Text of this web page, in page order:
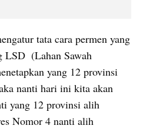
tata cara permen yang
LSD  (Lahan Sawah
yang 12 provinsi
nanti hari ini kita akan
yang 12 provinsi alih
Nomor 4 nanti alih